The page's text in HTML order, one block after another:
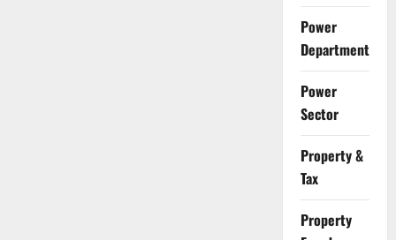
Power
Department
Power
Sector
Property &
Tax
Property